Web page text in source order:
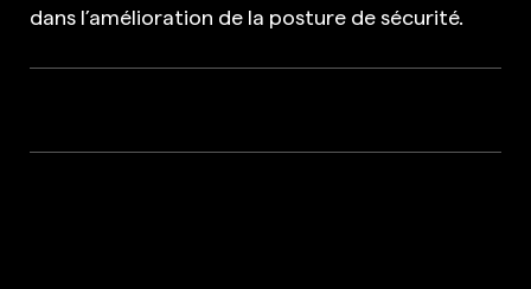
dans l’amélioration de la posture de sécurité.